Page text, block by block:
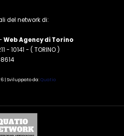
del network di:
Web Agency di Torino
- 10141 - ( TORINO )
| Sviluppato da:Quatio